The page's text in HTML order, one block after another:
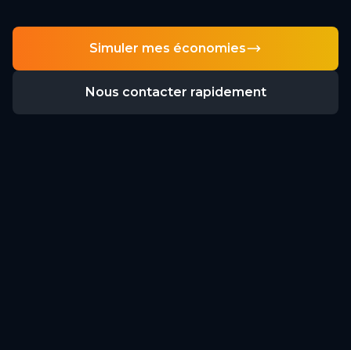
Simuler mes économies
Nous contacter rapidement